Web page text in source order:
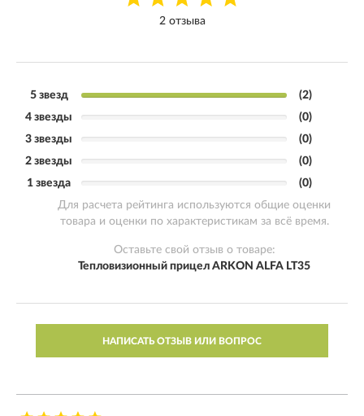
2 отзыва
5 звезд
(2)
4 звезды
(0)
3 звезды
(0)
2 звезды
(0)
1 звезда
(0)
Для расчета рейтинга используются общие оценки
товара и оценки по характеристикам за всё время.
Оставьте свой отзыв о товаре:
Тепловизионный прицел ARKON ALFA LT35
НАПИСАТЬ ОТЗЫВ ИЛИ ВОПРОС